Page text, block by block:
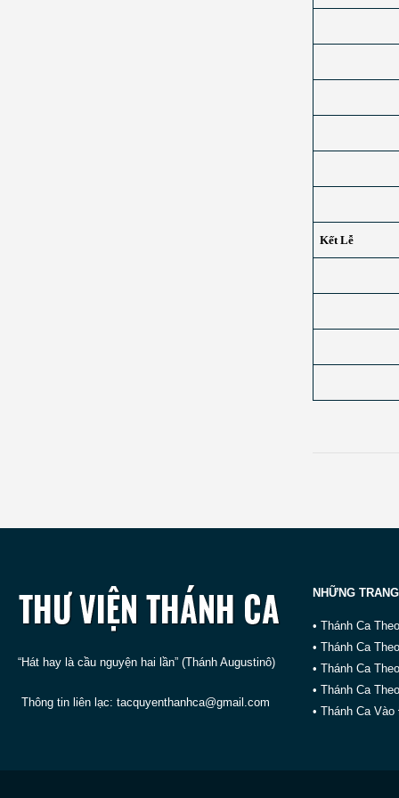
Kết Lễ
“Hát hay là cầu nguyện hai lần” (Thánh Augustinô)
Thông tin liên lạc: tacquyenthanhca@gmail.com
NHỮNG
• Thánh Ca
• Thánh Ca
• Thánh Ca
• Thánh Ca
• Thánh Ca